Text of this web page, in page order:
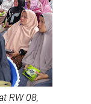
RW 08,